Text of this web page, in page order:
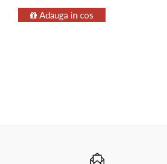
Adauga in cos